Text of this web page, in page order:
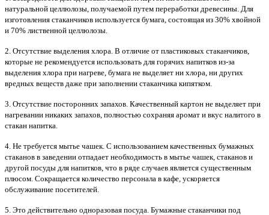
натуральной целлюлозы, получаемой путем переработки древесины. Для
изготовления стаканчиков используется бумага, состоящая из 30% хвойной
и 70% лиственной целлюлозы.
2. Отсутствие выделения хлора. В отличие от пластиковых стаканчиков,
которые не рекомендуется использовать для горячих напитков из-за
выделения хлора при нагреве, бумага не выделяет ни хлора, ни других
вредных веществ даже при заполнении стаканчика кипятком.
3. Отсутствие посторонних запахов. Качественный картон не выделяет при
нагревании никаких запахов, полностью сохраняя аромат и вкус налитого в
стакан напитка.
4. Не требуется мытье чашек. С использованием качественных бумажных
стаканов в заведении отпадает необходимость в мытье чашек, стаканов и
другой посуды для напитков, что в ряде случаев является существенным
плюсом. Сокращается количество персонала в кафе, ускоряется
обслуживание посетителей.
5. Это действительно одноразовая посуда. Бумажные стаканчики под